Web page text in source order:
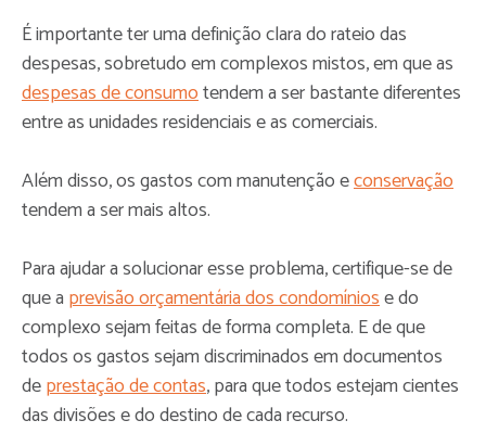
É importante ter uma definição clara do rateio das
despesas, sobretudo em complexos mistos, em que as
despesas de consumotendem a ser bastante diferentes
entre as unidades residenciais e as comerciais.
Além disso, os gastos com manutenção econservação
tendem a ser mais altos.
Para ajudar a solucionar esse problema, certifique-se de
que a previsão orçamentária dos condomíniose do
complexo sejam feitas de forma completa. E de que
todos os gastos sejam discriminados em documentos
deprestação de contas, para que todos estejam cientes
das divisões e do destino de cada recurso.